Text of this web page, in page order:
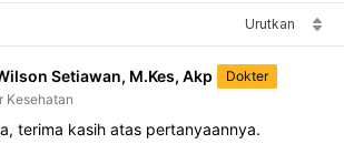
Urutkan
Setiawan, M.Kes, Akp
Dokter
Kesehatan
terima kasih atas pertanyaannya.